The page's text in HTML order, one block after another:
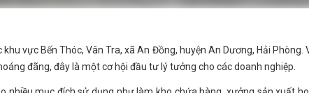
vực Bến Thóc, Vân Tra, xã An Đồng, huyện An Dương, Hải Phòng.
đãng, đây là một cơ hội đầu tư lý tưởng cho các doanh nghiệp.